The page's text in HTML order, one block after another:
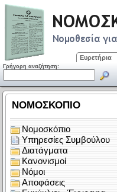
Ευρετήρια
Γρήγορη αναζήτηση: